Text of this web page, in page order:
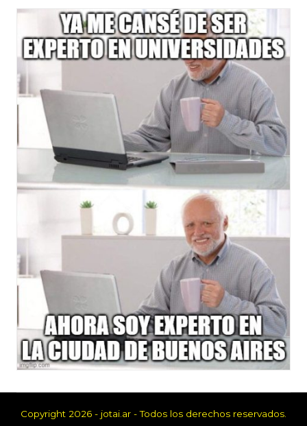
Copyright 2026 - jotai.ar - Todos los derechos reservados.